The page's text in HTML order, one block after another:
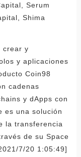
Serum
Shima
crear y
y aplicaciones
Coin98
cadenas
y dApps con
es una solución
la transferencia
de su Space
7/20 1:05:49]